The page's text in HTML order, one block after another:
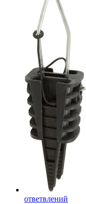
ответвлений